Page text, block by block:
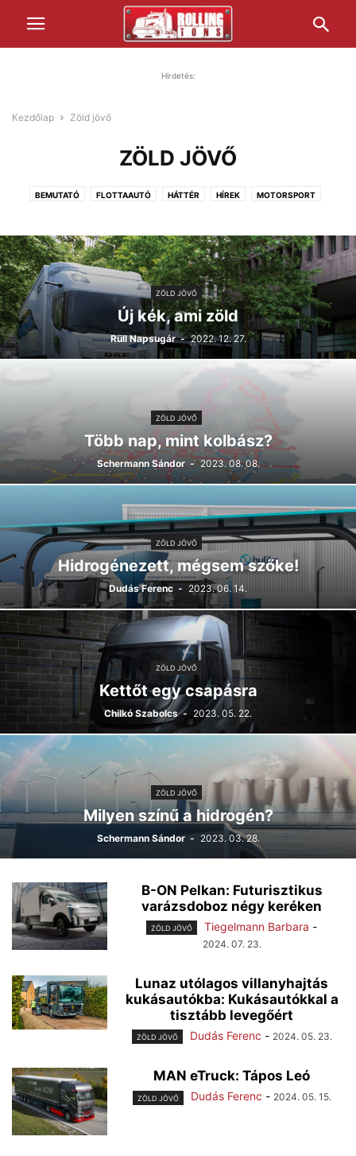
Hirdetés:
Kezdőlap Zöld jövő
ZÖLD JÖVŐ
BEMUTATÓ FLOTTAAUTÓ HÁTTÉR HÍREK MOTORSPORT
ZÖLD JÖVŐ
Új kék, ami zöld
Rüll Napsugár - 2022. 12. 27.
ZÖLD JÖVŐ
Több nap, mint kolbász?
Schermann Sándor - 2023. 08. 08.
ZÖLD JÖVŐ
Hidrogénezett, mégsem szőke!
Dudás Ferenc - 2023. 06. 14.
ZÖLD JÖVŐ
Kettőt egy csapásra
Chilkó Szabolcs - 2023. 05. 22.
ZÖLD JÖVŐ
Milyen színű a hidrogén?
Schermann Sándor - 2023. 03. 28.
B-ON Pelkan: Futurisztikus
varázsdoboz négy keréken
ZÖLD JÖVŐ Tiegelmann Barbara -
2024. 07. 23.
Lunaz utólagos villanyhajtás
kukásautókba: Kukásautókkal a
tisztább levegőért
ZÖLD JÖVŐ Dudás Ferenc - 2024. 05. 23.
MAN eTruck: Tápos Leó
ZÖLD JÖVŐ Dudás Ferenc - 2024. 05. 15.